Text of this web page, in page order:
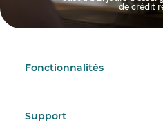
de crédit
Fonctionnalités
Support